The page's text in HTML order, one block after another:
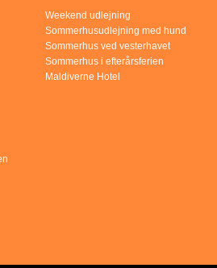
Weekend udlejning
Sommerhusudlejning med hund
Sommerhus ved vesterhavet
Sommerhus i efterårsferien
Maldiverne Hotel